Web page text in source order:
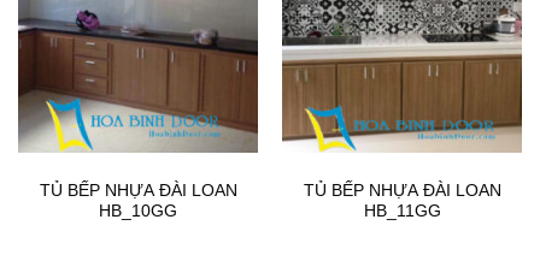
TỦ BẾP NHỰA ĐÀI LOAN
HB_10GG
TỦ BẾP NHỰA ĐÀI LOAN
HB_11GG